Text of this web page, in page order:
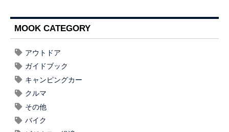
MOOK CATEGORY
アウトドア
ガイドブック
キャンピングカー
クルマ
その他
バイク